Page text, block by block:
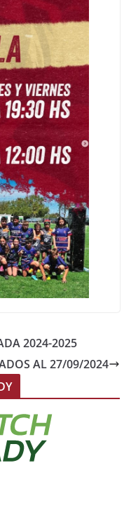
2024-2025
AL 27/09/2024